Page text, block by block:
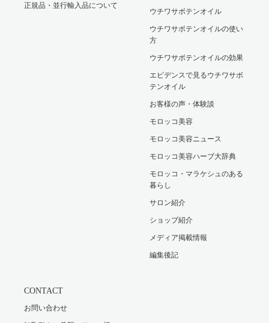
正規品・並行輸入品について
ウチワサボテンオイル
ウチワサボテンオイルの使い
方
ウチワサボテンオイルの効果
エビデンスで見るウチワサボ
テンオイル
お客様の声・体験談
モロッコ美容
モロッコ美容ニュース
モロッコ美容ハーブ大辞典
モロッコ・マラケシュのある
暮らし
サロン紹介
ショップ紹介
メディア掲載情報
編集後記
CONTACT
お問い合わせ